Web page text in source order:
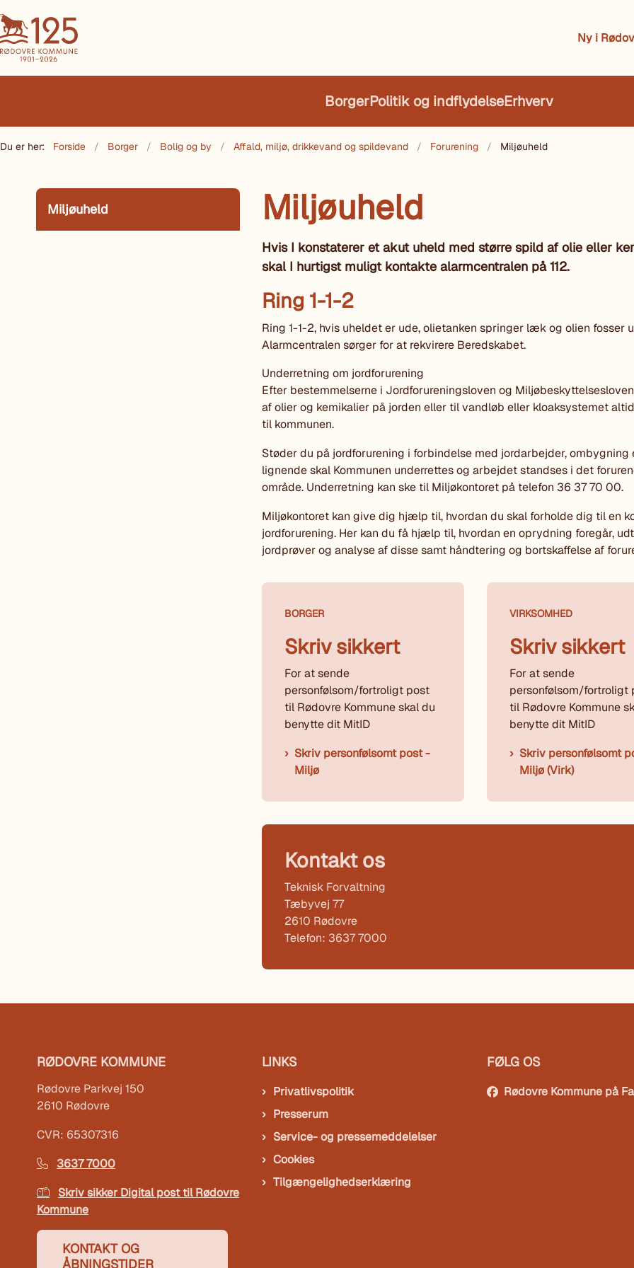
Ny i
BorgerPolitik og indflydelseErhverv
Du er her: Forside Borger Bolig og by Affald, miljø, drikkevand og spildevand Forurening Miljøuheld
Miljøuheld Miljøuheld
Hvis I konstaterer et akut uheld med større spild af olie eller
skal I hurtigst muligt kontakte alarmcentralen på 112.
Ring 1-1-2
Ring 1-1-2, hvis uheldet er ude, olietanken springer læk og olien fosser
Alarmcentralen sørger for at rekvirere Beredskabet.
Underretning om jordforurening
Efter bestemmelserne i Jordforureningsloven og
af olier og kemikalier på jorden eller til vandløb eller kloaksystemet
til kommunen.
Støder du på jordforurening i forbindelse med jordarbejder, ombygning
lignende skal Kommunen underrettes og arbejdet standses i det
område. Underretning kan ske til Miljøkontoret på telefon 36 37 70 00.
Miljøkontoret kan give dig hjælp til, hvordan du skal forholde dig til en
jordforurening. Her kan du få hjælp til, hvordan en oprydning foregår,
jordprøver og analyse af disse samt håndtering og bortskaffelse af
BORGER
Skriv sikkert
For at sende
personfølsom/fortroligt post
til Rødovre Kommune skal du
benytte dit MitID
Skriv personfølsomt post -
Miljø
VIRKSOMHED
Skriv sikkert
For at sende
personfølsom/fortroligt
til Rødovre Kommune
benytte dit MitID
Skriv personfølsomt
Miljø (Virk)
Kontakt os
Teknisk Forvaltning
Tæbyvej 77
2610 Rødovre
Telefon: 3637 7000
RØDOVRE KOMMUNE
Rødovre Parkvej 150
2610 Rødovre
CVR: 65307316
3637 7000
Skriv sikker Digital post til Rødovre
Kommune
KONTAKT OG
ÅBNINGSTIDER
LINKS
Privatlivspolitik
Presserum
Service- og pressemeddelelser
Cookies
Tilgængelighedserklæring
FØLG OS
Rødovre Kommune på